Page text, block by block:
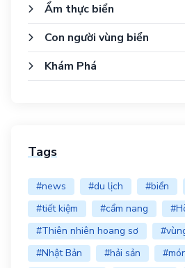
Ẩm thực biển
Con người vùng biển
Khám Phá
Tags
#news #du lịch #biển
#tiết kiệm
#cẩm nang
#Thiên nhiên hoang sơ
#Nhật Bản
#hải sản